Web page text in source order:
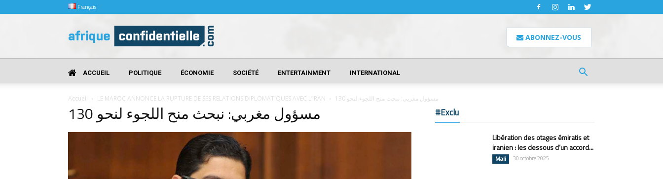
Français
Confidentielle
ABONNEZ-VOUS
ACCUEIL POLITIQUE ÉCONOMIE SOCIÉTÉ ENTERTAINMENT INTERNATIONAL
Accueil LE MAROC ANNONCE LA RUPTURE DE SES RELATIONS DIPLOMATIQUES AVEC L’IRAN مسؤول مغربي: نبحث منح اللجوء لنحو 130
مسؤول مغربي: نبحث منح اللجوء لنحو 130 #Exclu
Libération des otages émiratis et
iranien : les dessous d’un accord...
Mali 30 octobre 2025